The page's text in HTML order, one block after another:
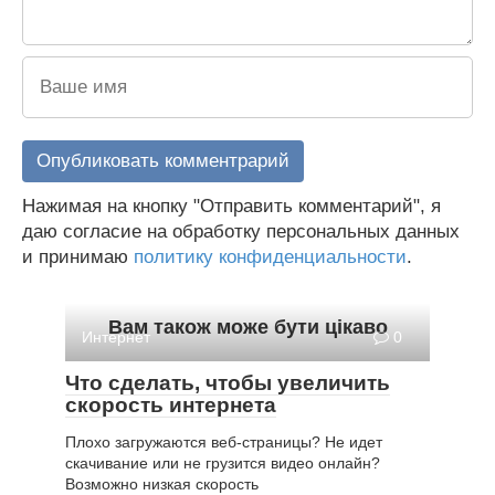
Нажимая на кнопку "Отправить комментарий", я
даю согласие на обработку персональных данных
и принимаю политику конфиденциальности.
Вам також може бути цікаво
Интернет 0
Что сделать, чтобы увеличить
скорость интернета
Плохо загружаются веб-страницы? Не идет
скачивание или не грузится видео онлайн?
Возможно низкая скорость